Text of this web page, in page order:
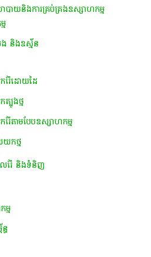
យនិងការគ្រប់គ្រងឧស្សាហកម្ម
ង និងឧស្ម័ន
ករ៉ែដោយដៃ
ត្បូងថ្ម
ករ៉ែតាមបែបឧស្សាហកម្ម
យកថ្ម
រ៉ែ និងទំនិញ
ម
ធ